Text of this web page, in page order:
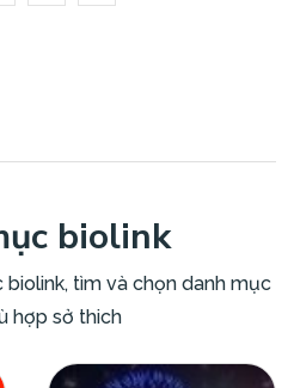
biolink
tìm và chọn danh mục
hợp sở thich